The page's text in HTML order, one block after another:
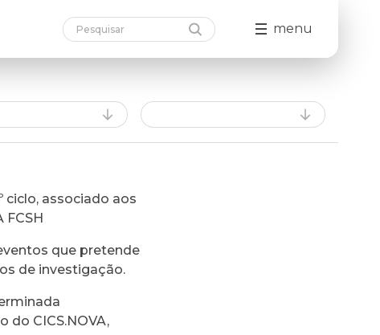
menu
ciclo, associado aos
FCSH
que pretende
de investigação.
do CICS.NOVA,